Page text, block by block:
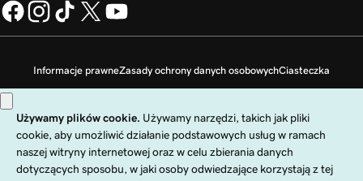
Informacje prawneZasady ochrony danych osobowychCiasteczka
Copyright © 1999 - 2026 GoDaddy Operating Company, LLC. Wszelkie prawa
zastrzeżone. Znak słowny GoDaddy jest zastrzeżonym znakiem towarowym
firmy GoDaddy Operating Company, LLC w Stanach Zjednoczonych i innych